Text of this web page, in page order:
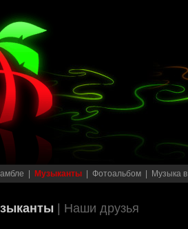
Музыканты Фотоальбом Музыка
| Наши друзья